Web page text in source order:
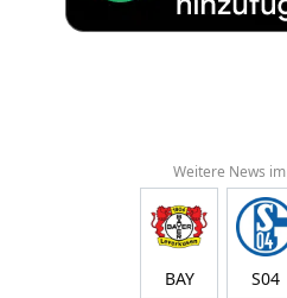
Weitere News
BAY S04